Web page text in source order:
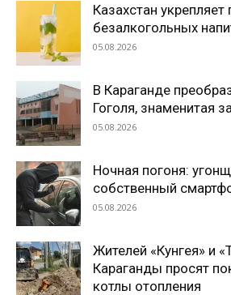
Казахстан
безалкогольных
05.08.2026
В Караганде
Гоголя, знаменитая
05.08.2026
Ночная погоня:
собственный
05.08.2026
Жителей «Кунгея» и
Караганды просят
котлы отопления